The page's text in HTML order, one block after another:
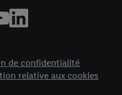
de confidentialité
relative aux cookies